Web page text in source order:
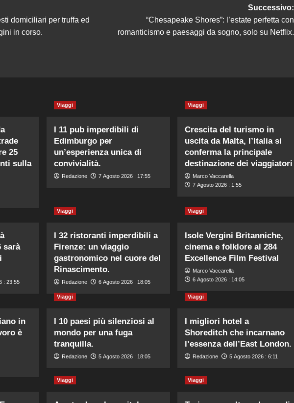
domiciliari per truffa ed
in corso.
Successivo:
“Chesapeake Shores”: l’estate perfetta con
romanticismo e paesaggi da sogno, solo su Netflix.
25
sulla
Viaggi
I 11 pub imperdibili di
Edimburgo per
un’esperienza unica di
convivialità.
Redazione 7 Agosto 2026 : 17:55
Viaggi
Crescita del turismo in
uscita da Malta, l’Italia si
conferma la principale
destinazione dei viaggiatori
Marco Vaccarella
7 Agosto 2026 : 1:55
sarà
: 23:55
Viaggi
I 32 ristoranti imperdibili a
Firenze: un viaggio
gastronomico nel cuore del
Rinascimento.
Redazione 6 Agosto 2026 : 18:05
Viaggi
Isole Vergini Britanniche,
cinema e folklore al 284
Excellence Film Festival
Marco Vaccarella
6 Agosto 2026 : 14:05
in
è
Viaggi
I 10 paesi più silenziosi al
mondo per una fuga
tranquilla.
Redazione 5 Agosto 2026 : 18:05
Viaggi
I migliori hotel a
Shoreditch che incarnano
l’essenza dell’East London.
Redazione 5 Agosto 2026 : 6:11
Viaggi Viaggi